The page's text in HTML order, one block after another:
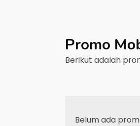
Promo
Berikut adalah
Belum ada